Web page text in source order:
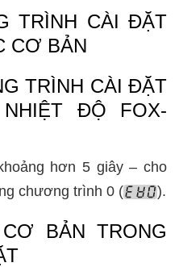
TRÌNH CÀI ĐẶT
CƠ BẢN
TRÌNH CÀI ĐẶT
ĐỘ FOX-
hơn 5 giây – cho
chương trình 0 (
).
BẢN TRONG